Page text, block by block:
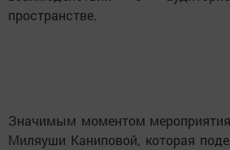
пространстве.
Значимым моментом
Миляуши Каниповой, которая